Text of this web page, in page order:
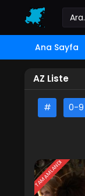
Ana Sayfa
AZ Liste
# 0-9
TAMAMLANDI